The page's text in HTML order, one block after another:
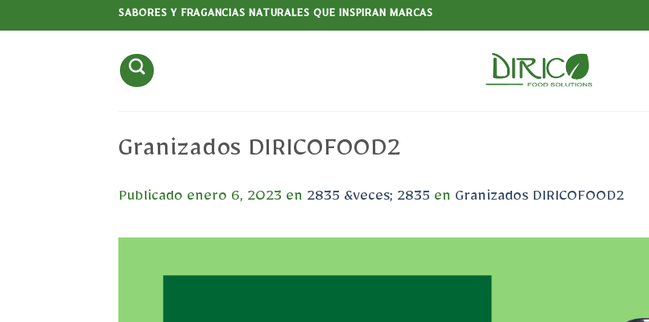
SABORES Y FRAGANCIAS NATURALES QUE INSPIRAN MARCAS
Granizados DIRICOFOOD2
Publicado enero 6, 2023 en 2835 &veces; 2835 en Granizados DIRICOFOOD2